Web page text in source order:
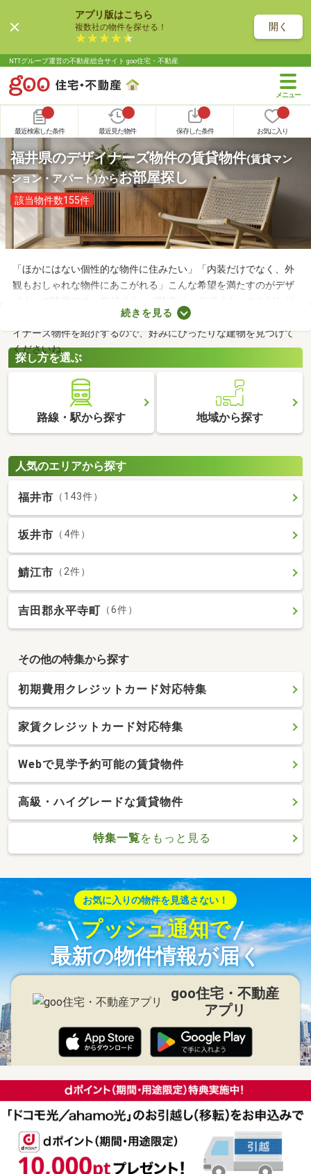
アプリ版はこちら
複数社の物件を探せる！ 開く
NTTグループ運営の不動産総合サイト goo住宅・不動産
最近検索した条件 最近見た物件 保存した条件 お気に入り
福井県のデザイナーズ物件の賃貸物件(賃貸マン
ション・アパート)からお部屋探し
該当物件数155件
「ほかにはない個性的な物件に住みたい」「内装だけでなく、外
観もおしゃれな物件にあこがれる」こんな希望を満たすのがデザ
イナーズ物件です。デザイナーズ物件は、デザイナーのこだわり
が詰められたおしゃれな建物であることがポイント。ここでデザ
イナーズ物件を紹介するので、好みにぴったりな建物を見つけて
くださいね。
続きを見る
探し方を選ぶ
路線・駅から探す 地域から探す
人気のエリアから探す
福井市 （143件）
坂井市 （4件）
鯖江市 （2件）
吉田郡永平寺町 （6件）
その他の特集から探す
初期費用クレジットカード対応特集
家賃クレジットカード対応特集
Webで見学予約可能の賃貸物件
高級・ハイグレードな賃貸物件
特集一覧をもっと見る
お気に入りの物件を見逃さない！
プッシュ通知で
最新の物件情報が届く
goo住宅・不動産
アプリ